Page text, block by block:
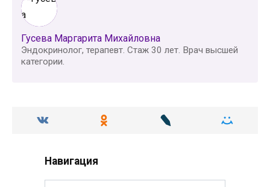
Гусева Маргарита Михайловна
Эндокринолог, терапевт. Стаж 30 лет. Врач высшей
категории.
Навигация